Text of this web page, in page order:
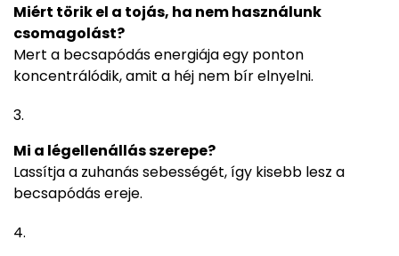
Miért törik el a tojás, ha nem használunk
csomagolást?
Mert a becsapódás energiája egy ponton
koncentrálódik, amit a héj nem bír elnyelni.
Mi a légellenállás szerepe?
Lassítja a zuhanás sebességét, így kisebb lesz a
becsapódás ereje.